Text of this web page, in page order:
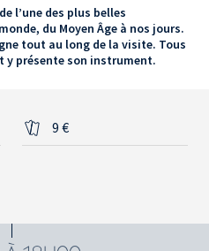
l’une des plus belles
du Moyen Âge à nos jours.
tout au long de la visite. Tous
y présente son instrument.
9 €